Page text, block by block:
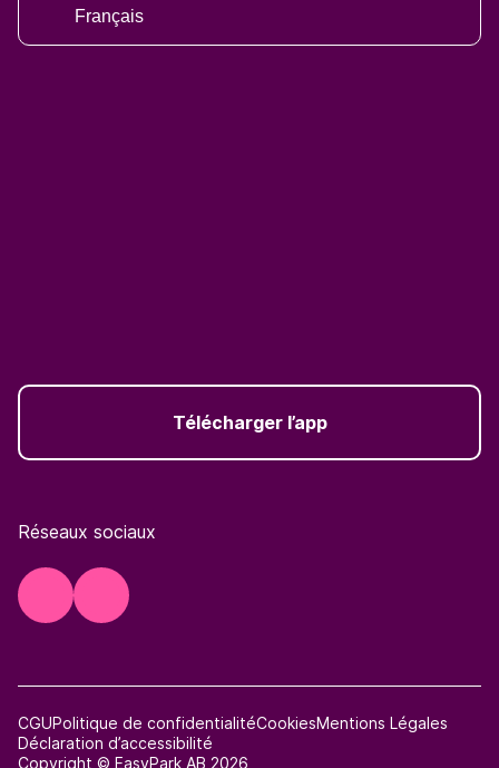
Français
Télécharger l’app
Réseaux sociaux
Copyright © EasyPark AB 2026
CGUPolitique de confidentialitéCookiesMentions Légales
Déclaration d’accessibilité